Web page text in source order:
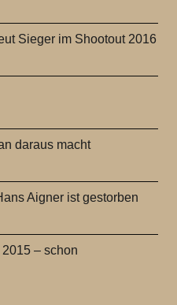
Sieger im Shootout 2016
daraus macht
Aigner ist gestorben
– schon